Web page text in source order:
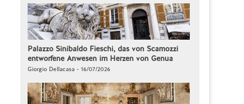
Palazzo Sinibaldo Fieschi, das von Scamozzi
entworfene Anwesen im Herzen von Genua
Giorgio Dellacasa - 16/07/2026